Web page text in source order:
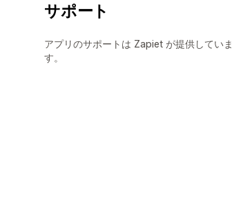
サポート
アプリのサポートは Zapiet が提供していま
す。